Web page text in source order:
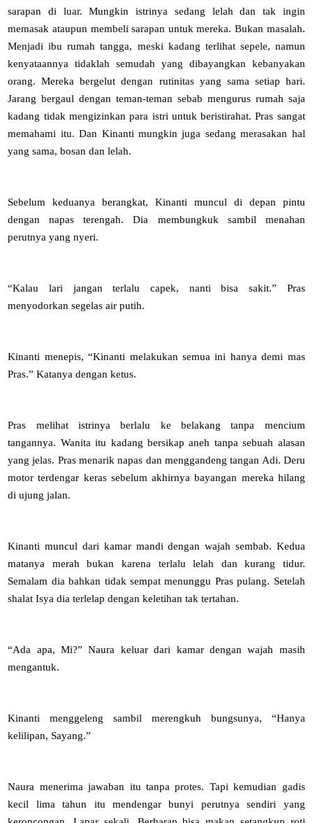
sarapan di luar. Mungkin istrinya sedang lelah dan tak ingin
memasak ataupun membeli sarapan untuk mereka. Bukan masalah.
Menjadi ibu rumah tangga, meski kadang terlihat sepele, namun
kenyataannya tidaklah semudah yang dibayangkan kebanyakan
orang. Mereka bergelut dengan rutinitas yang sama setiap hari.
Jarang bergaul dengan teman-teman sebab mengurus rumah saja
kadang tidak mengizinkan para istri untuk beristirahat. Pras sangat
memahami itu. Dan Kinanti mungkin juga sedang merasakan hal
yang sama, bosan dan lelah.
Sebelum keduanya berangkat, Kinanti muncul di depan pintu
dengan napas terengah. Dia membungkuk sambil menahan
perutnya yang nyeri.
“Kalau lari jangan terlalu capek, nanti bisa sakit.” Pras
menyodorkan segelas air putih.
Kinanti menepis, “Kinanti melakukan semua ini hanya demi mas
Pras.” Katanya dengan ketus.
Pras melihat istrinya berlalu ke belakang tanpa mencium
tangannya. Wanita itu kadang bersikap aneh tanpa sebuah alasan
yang jelas. Pras menarik napas dan menggandeng tangan Adi. Deru
motor terdengar keras sebelum akhirnya bayangan mereka hilang
di ujung jalan.
Kinanti muncul dari kamar mandi dengan wajah sembab. Kedua
matanya merah bukan karena terlalu lelah dan kurang tidur.
Semalam dia bahkan tidak sempat menunggu Pras pulang. Setelah
shalat Isya dia terlelap dengan keletihan tak tertahan.
“Ada apa, Mi?” Naura keluar dari kamar dengan wajah masih
mengantuk.
Kinanti menggeleng sambil merengkuh bungsunya, “Hanya
kelilipan, Sayang.”
Naura menerima jawaban itu tanpa protes. Tapi kemudian gadis
kecil lima tahun itu mendengar bunyi perutnya sendiri yang